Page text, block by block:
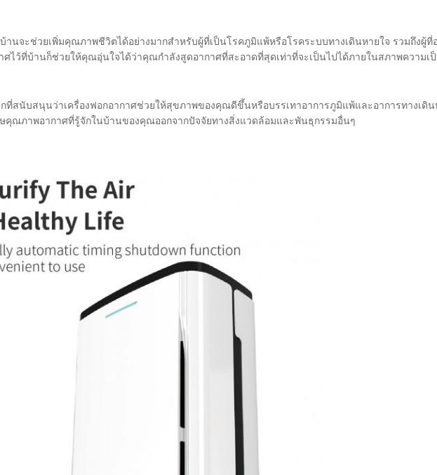
านจะช่วยเพิ่มคุณภาพชีวิตได้อย่างมากสำหรับผู้ที่เป็นโรคภูมิแพ้หรือโรคระบบทางเดินหายใจ รวมถึง
ศไว้ที่บ้านก็ช่วยให้คุณอุ่นใจได้ว่าคุณกำลังสูดอากาศที่สะอาดที่สุดเท่าที่จะเป็นไปได้ภายในสภาพความเ
สนับสนุนว่าเครื่องฟอกอากาศช่วยให้สุขภาพของคุณดีขึ้นหรือบรรเทาอาการภูมิแพ้และอาการทางเดิน
คุณภาพอากาศที่รู้จักในบ้านของคุณออกจากปัจจัยทางสิ่งแวดล้อมและพันธุกรรมอื่นๆ